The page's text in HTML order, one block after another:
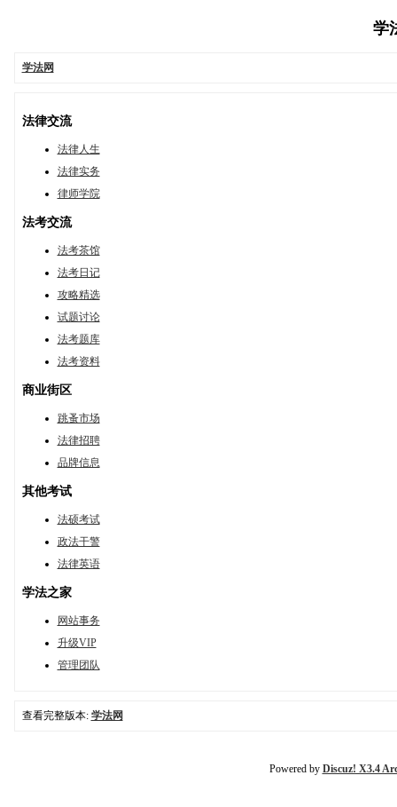
学
学法网
法律交流
法律人生
法律实务
律师学院
法考交流
法考茶馆
法考日记
攻略精选
试题讨论
法考题库
法考资料
商业街区
跳蚤市场
法律招聘
品牌信息
其他考试
法硕考试
政法干警
法律英语
学法之家
网站事务
升级VIP
管理团队
查看完整版本: 学法网
Powered by Discuz! X3.4